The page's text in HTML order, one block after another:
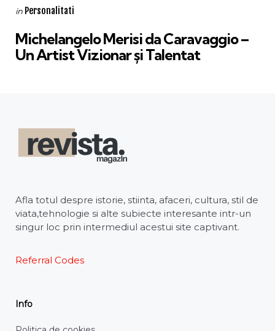
Categories
Posted
in Personalitati
Michelangelo Merisi da Caravaggio –
Un Artist Vizionar și Talentat
Afla totul despre istorie, stiinta, afaceri, cultura, stil de
viata,tehnologie si alte subiecte interesante intr-un
singur loc prin intermediul acestui site captivant.
Referral Codes
Info